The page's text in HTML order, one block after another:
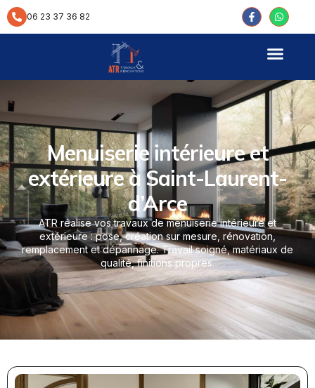
principal06 23 37 36 82
Menuiserie intérieure et
extérieure à Saint-Laurent-
d’Arce
ATR réalise vos travaux de menuiserie intérieure et
extérieure : pose, création sur mesure, rénovation,
remplacement et dépannage. Travail soigné, matériaux de
qualité, finitions propres.